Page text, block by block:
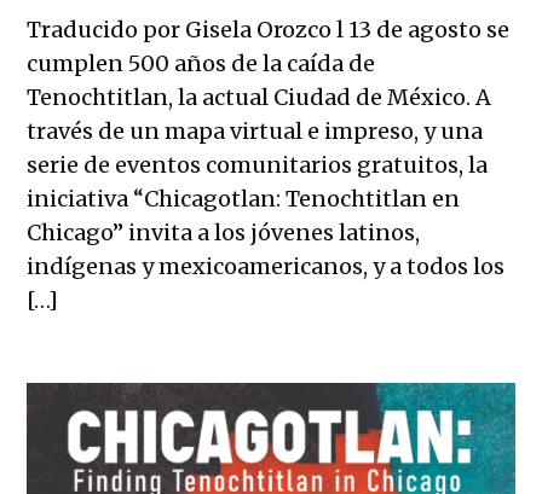
Traducido por Gisela Orozco l 13 de agosto se
cumplen 500 años de la caída de
Tenochtitlan, la actual Ciudad de México. A
través de un mapa virtual e impreso, y una
serie de eventos comunitarios gratuitos, la
iniciativa “Chicagotlan: Tenochtitlan en
Chicago” invita a los jóvenes latinos,
indígenas y mexicoamericanos, y a todos los
[…]